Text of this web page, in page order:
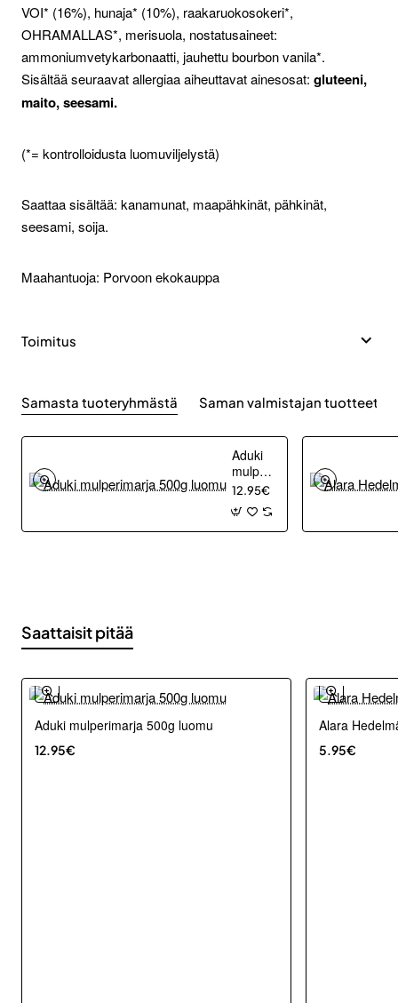
VOI* (16%), hunaja* (10%), raakaruokosokeri*,
OHRAMALLAS*, merisuola, nostatusaineet:
ammoniumvetykarbonaatti, jauhettu bourbon vanila*.
Sisältää seuraavat allergiaa aiheuttavat ainesosat: gluteeni,
maito, seesami.
(*= kontrolloidusta luomuviljelystä)
Saattaa sisältää: kanamunat, maapähkinät, pähkinät,
seesami, soija.
Maahantuoja: Porvoon ekokauppa
Toimitus
Samasta tuoteryhmästä Saman valmistajan tuotteet
Aduki
mulperimarja
500g
luomu
12.95€
Saattaisit pitää
Aduki mulperimarja 500g luomu
12.95€
Alara
5.95€